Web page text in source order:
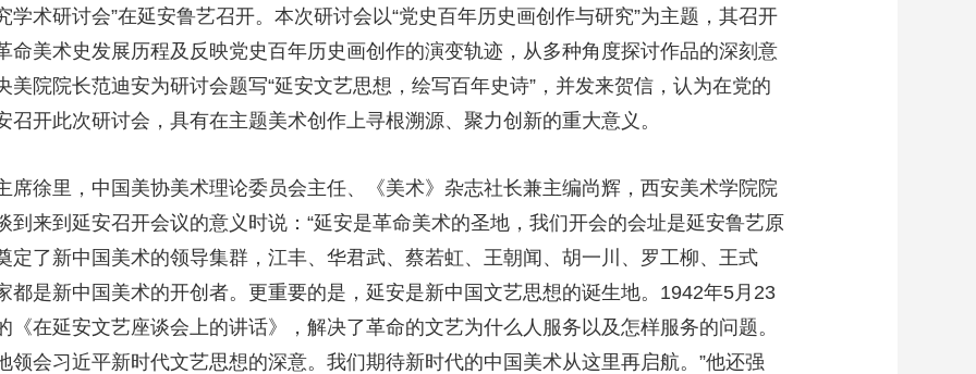
术研讨会”在延安鲁艺召开。本次研讨会以“党史百年历史画创作与研究”为主题，其召开
命美术史发展历程及反映党史百年历史画创作的演变轨迹，从多种角度探讨作品的深刻意
院院长范迪安为研讨会题写“延安文艺思想，绘写百年史诗”，并发来贺信，认为在党的
开此次研讨会，具有在主题美术创作上寻根溯源、聚力创新的重大意义。
席徐里，中国美协美术理论委员会主任、《美术》杂志社长兼主编尚辉，西安美术学院院
到来到延安召开会议的意义时说：“延安是革命美术的圣地，我们开会的会址是延安鲁艺原
定了新中国美术的领导集群，江丰、华君武、蔡若虹、王朝闻、胡一川、罗工柳、王式
都是新中国美术的开创者。更重要的是，延安是新中国文艺思想的诞生地。1942年5月23
在延安文艺座谈会上的讲话》，解决了革命的文艺为什么人服务以及怎样服务的问题。
领会习近平新时代文艺思想的深意。我们期待新时代的中国美术从这里再启航。”他还强